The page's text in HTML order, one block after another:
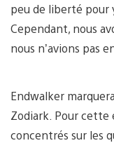
peu de liberté pour
Cependant, nous
nous n’avions pas
Endwalker
Zodiark. Pour cette
concentrés sur les